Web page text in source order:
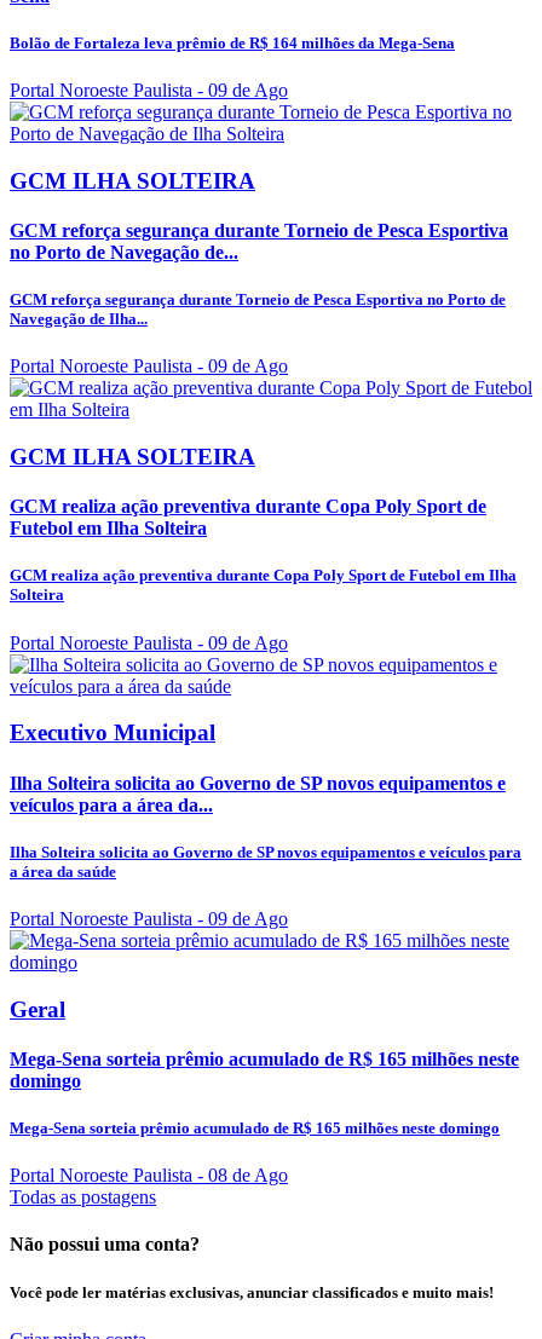
Bolão de Fortaleza leva prêmio de R$ 164 milhões da Mega-Sena
Portal Noroeste Paulista - 09 de Ago
GCM ILHA SOLTEIRA
GCM reforça segurança durante Torneio de Pesca Esportiva
no Porto de Navegação de...
GCM reforça segurança durante Torneio de Pesca Esportiva no Porto de
Navegação de Ilha...
Portal Noroeste Paulista - 09 de Ago
GCM ILHA SOLTEIRA
GCM realiza ação preventiva durante Copa Poly Sport de
Futebol em Ilha Solteira
GCM realiza ação preventiva durante Copa Poly Sport de Futebol em Ilha
Solteira
Portal Noroeste Paulista - 09 de Ago
Executivo Municipal
Ilha Solteira solicita ao Governo de SP novos equipamentos e
veículos para a área da...
Ilha Solteira solicita ao Governo de SP novos equipamentos e veículos para
a área da saúde
Portal Noroeste Paulista - 09 de Ago
Geral
Mega-Sena sorteia prêmio acumulado de R$ 165 milhões neste
domingo
Mega-Sena sorteia prêmio acumulado de R$ 165 milhões neste domingo
Portal Noroeste Paulista - 08 de Ago
Todas as postagens
Não possui uma conta?
Você pode ler matérias exclusivas, anunciar classificados e muito mais!